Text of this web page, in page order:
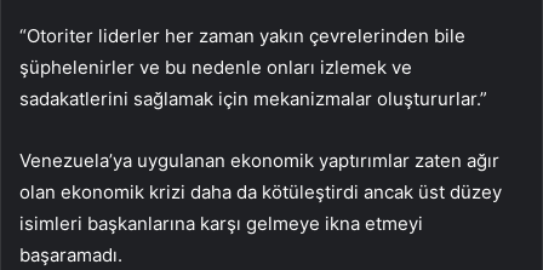
“Otoriter liderler her zaman yakın çevrelerinden bile
şüphelenirler ve bu nedenle onları izlemek ve
sadakatlerini sağlamak için mekanizmalar oluştururlar.”
Venezuela’ya uygulanan ekonomik yaptırımlar zaten ağır
olan ekonomik krizi daha da kötüleştirdi ancak üst düzey
isimleri başkanlarına karşı gelmeye ikna etmeyi
başaramadı.